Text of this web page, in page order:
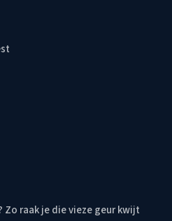
raak je die vieze geur kwijt